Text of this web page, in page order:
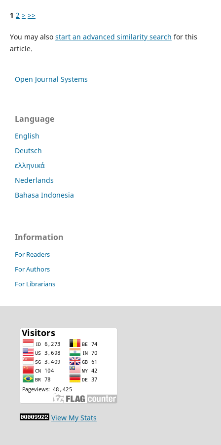
1 2 > >>
You may also start an advanced similarity search for this
article.
Open Journal Systems
Language
English
Deutsch
ελληνικά
Nederlands
Bahasa Indonesia
Information
For Readers
For Authors
For Librarians
View My Stats